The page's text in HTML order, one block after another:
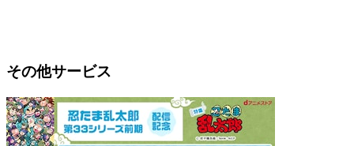
その他サービス